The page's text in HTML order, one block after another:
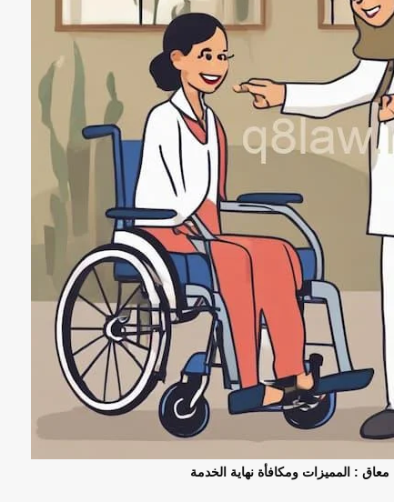
: المميزات ومكافأة نهاية الخدمة